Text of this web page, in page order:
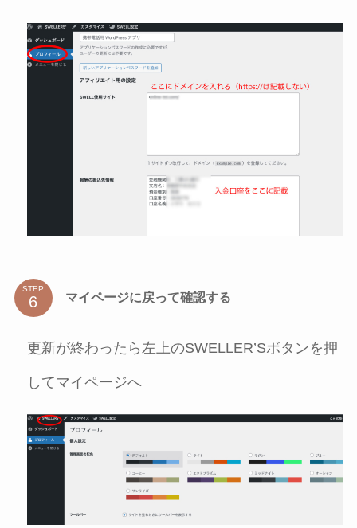
STEP
マイページに戻って確認する
更新が終わったら左上のSWELLER’Sボタンを押
してマイページへ